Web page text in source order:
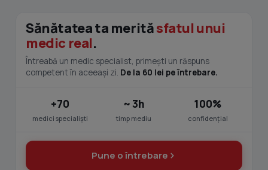
Sănătatea ta merităsfatul unui
medic real.
Întreabă un medic specialist, primești un răspuns
competent în aceeași zi. De la 60 lei pe întrebare.
+70
medici specialiști
~ 3h
timp mediu
100%
confidențial
Pune o întrebare